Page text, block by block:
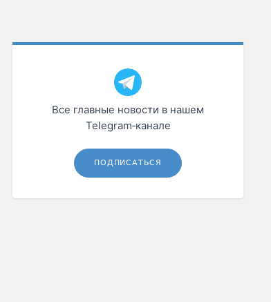
Все главные новости в нашем
Telegram‑канале
ПОДПИСАТЬСЯ